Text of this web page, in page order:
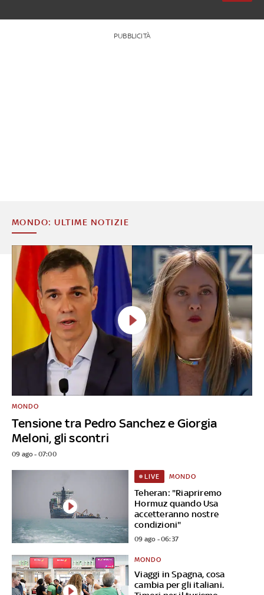
PUBBLICITÀ
MONDO: ULTIME NOTIZIE
Tensione tra Pedro Sanchez e Giorgia
Meloni, gli scontri
MONDO
09 ago - 07:00
Teheran: "Riapriremo
Hormuz quando Usa
accetteranno nostre
condizioni"
LIVE MONDO
09 ago - 06:37
Viaggi in Spagna, cosa
cambia per gli italiani.
MONDO